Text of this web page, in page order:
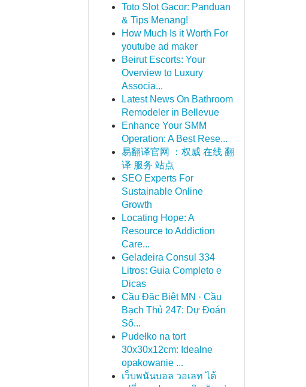
Toto Slot Gacor: Panduan
& Tips Menang!
How Much Is it Worth For
youtube ad maker
Beirut Escorts: Your
Overview to Luxury
Associa...
Latest News On Bathroom
Remodeler in Bellevue
Enhance Your SMM
Operation: A Best Rese...
易翻译官网 ：权威 在线 翻
译 服务 站点
SEO Experts For
Sustainable Online
Growth
Locating Hope: A
Resource to Addiction
Care...
Geladeira Consul 334
Litros: Guia Completo e
Dicas
Cầu Đặc Biệt MN · Cầu
Bạch Thủ 247: Dự Đoán
Số...
Pudełko na tort
30x30x12cm: Idealne
opakowanie ...
เว็บพนันบอล วอเลท ได้